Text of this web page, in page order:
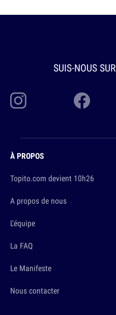
SUIS-NOUS SUR
À PROPOS
Topito.com devient 10h26
A propos de nous
L'équipe
La FAQ
Le Manifeste
Nous contacter